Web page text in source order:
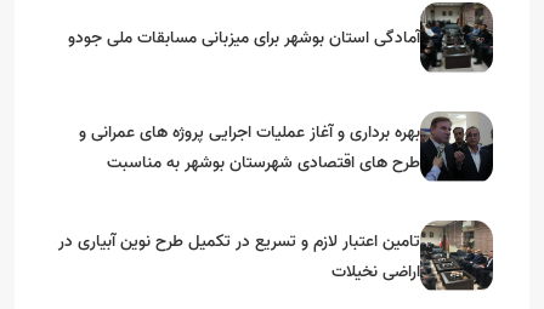
آمادگی استان بوشهر برای میزبانی مسابقات ملی جودو
بهره برداری و آغاز عملیات اجرایی پروژه های عمرانی و
طرح های اقتصادی شهرستان بوشهر به مناسبت
تامین اعتبار لازم و تسریع در تکمیل طرح نوین آبیاری در
اراضی نخیلات